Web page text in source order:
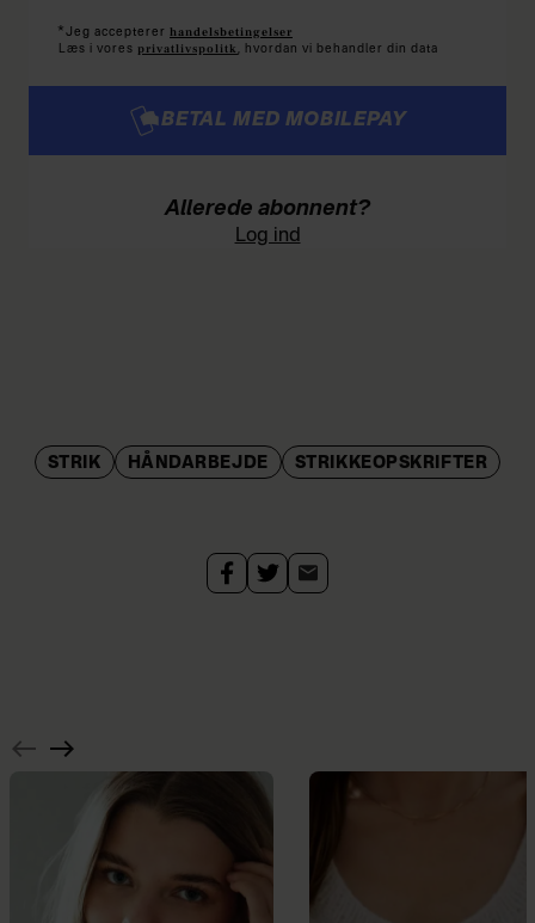
* Jeg accepterer handelsbetingelser
Læs i vores privatlivspolitk , hvordan vi behandler din data
BETAL MED MOBILEPAY
Allerede abonnent?
Log ind
STRIK HÅNDARBEJDE STRIKKEOPSKRIFTER